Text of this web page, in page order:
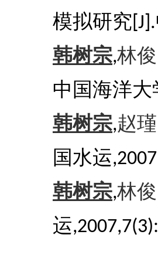
模拟研究 [J].
韩树宗,林俊
中国海洋大
韩树宗,赵瑾
国水运,
韩树宗,林俊
运